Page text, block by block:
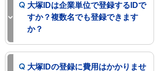
大塚IDは企業単位で登録するIDで
すか？複数名でも登録できます
か？
大塚IDの登録に費用はかかりませ